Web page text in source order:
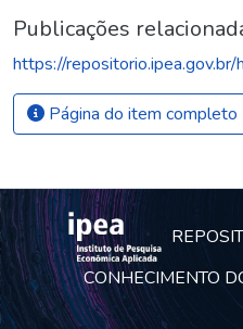
Publicações
https://
Página do item completo
CONHECIMENTO